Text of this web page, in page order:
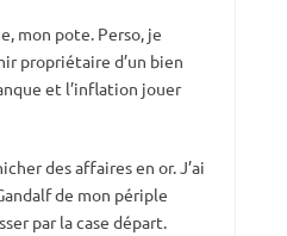
mon pote. Perso, je
propriétaire d’un bien
et l’inflation jouer
des affaires en or. J’ai
de mon périple
par la case départ.